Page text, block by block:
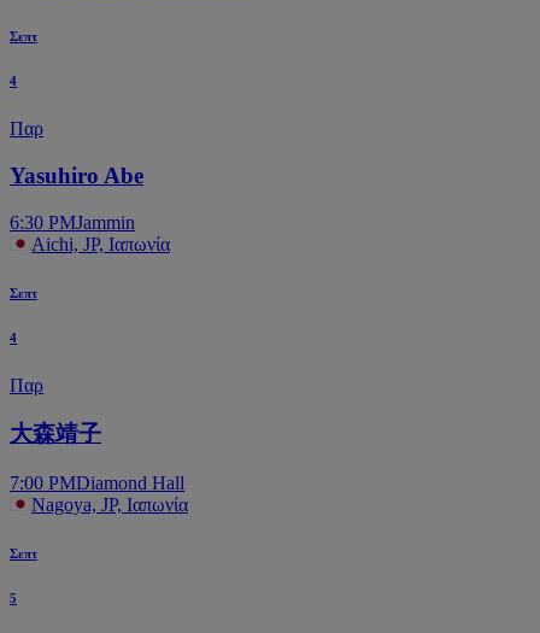
Σεπτ
4
Παρ
Yasuhiro Abe
6:30 PMJammin
Aichi, JP, Ιαπωνία
Σεπτ
4
Παρ
大森靖子
7:00 PMDiamond Hall
Nagoya, JP, Ιαπωνία
Σεπτ
5